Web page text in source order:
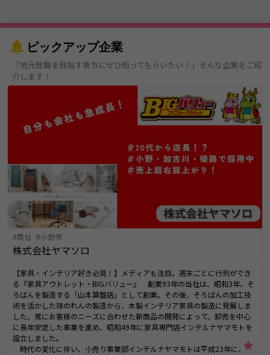
ピックアップ企業
「地元就職を目指す貴方にぜひ知ってもらいたい！」そんな企業をご紹
介します！
商社 小野市
株式会社ヤマソロ
【家具・インテリア好き必見！】メディアも注目。週末ごとに行列ができ
る『家具アウトレット・BIGバリュー』 創業93年の当社は、昭和3年、そ
ろばんを製造する「山本算盤店」として創業。その後、そろばんの加工技
術を活かした珠のれんの製造から、木製インテリア家具の製造に発展しま
した。常にお客様のニーズに合わせた新商品の開発によって、卸売を中心
に長年安定した事業を進め、昭和49年に家具専門店インテルナヤマモトを
設立しました。
時代の変化に伴い、小売り事業部インテルナヤマモトは平成23年に、現